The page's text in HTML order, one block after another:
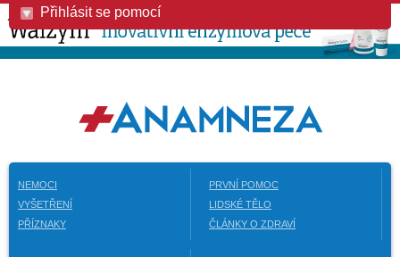
Přihlásit se pomocí
NEMOCI
VYŠETŘENÍ
PŘÍZNAKY
PRVNÍ POMOC
LIDSKÉ TĚLO
ČLÁNKY O ZDRAVÍ